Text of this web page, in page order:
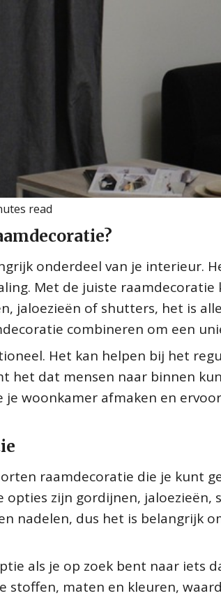
read
onderdeel van je interieur.
Met de juiste raamdecoratie
jaloezieën of shutters, het is
combineren om een
Het kan helpen bij het
het dat mensen naar binnen
je woonkamer afmaken en
raamdecoratie die je kunt
opties zijn gordijnen, jaloezieën,
nadelen, dus het is belangrijk
als je op zoek bent naar iets
stoffen, maten en kleuren,